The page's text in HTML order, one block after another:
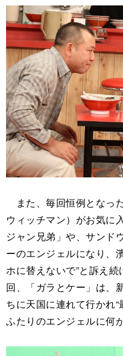
また、毎回恒例となっ
ウィッチマン）がお気に
ジャン兄弟」や、サンド
ーのエンジェルになり、
ホに替えないで”と訴え
回、「ガラとケー」は、
ちに天国に連れて行かれ“
ふたりのエンジェルに何